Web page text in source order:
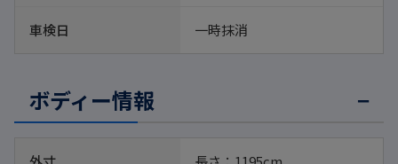
車検日 一時抹消
ボディー情報